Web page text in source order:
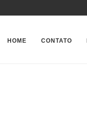
HOME CONTATO